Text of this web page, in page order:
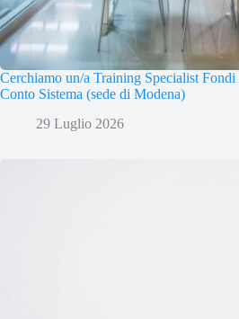
Cerchiamo un/a Training Specialist
Conto Sistema (sede di Modena)
29 Luglio 2026